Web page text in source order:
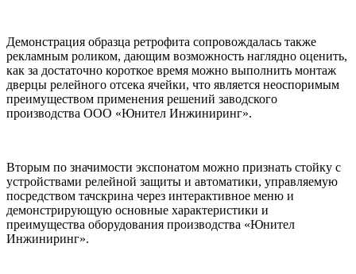
Демонстрация образца ретрофита сопровождалась также
рекламным роликом, дающим возможность наглядно оценить,
как за достаточно короткое время можно выполнить монтаж
дверцы релейного отсека ячейки, что является неоспоримым
преимуществом применения решений заводского
производства ООО «Юнител Инжиниринг».
Вторым по значимости экспонатом можно признать стойку с
устройствами релейной защиты и автоматики, управляемую
посредством тачскрина через интерактивное меню и
демонстрирующую основные характеристики и
преимущества оборудования производства «Юнител
Инжиниринг».